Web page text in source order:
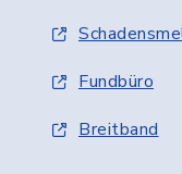
Fundbüro
Breitband